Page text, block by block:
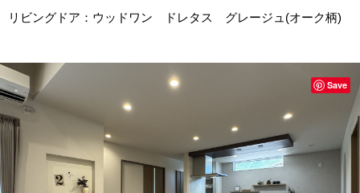
リビングドア：ウッドワン ドレタス グレージュ(オーク柄)
Save